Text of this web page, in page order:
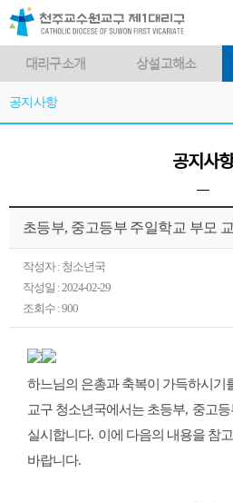
대리구소개 상설고해소
공지사항
공지사항
초등부, 중고등부 주일학교 부모
작성자 : 청소년국
작성일 : 2024-02-29
조회수 : 900
하느님의 은총과 축복이 가득하시기
교구 청소년국에서는 초등부, 중고
실시합니다. 이에 다음의 내용을 참
바랍니다.